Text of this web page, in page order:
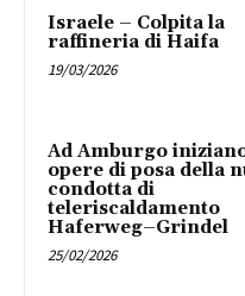
Israele – Colpita la
raffineria di Haifa
19/03/2026
Ad Amburgo
opere di posa della
condotta di
teleriscaldamento
Haferweg–Grindel
25/02/2026